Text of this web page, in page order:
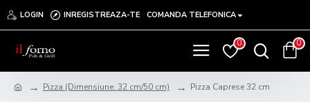
LOGIN INREGISTREAZA-TE COMANDA TELEFONICA
0 0
Pizza (Dimensiune: 32 cm/50 cm) Pizza Caprese 32 cm